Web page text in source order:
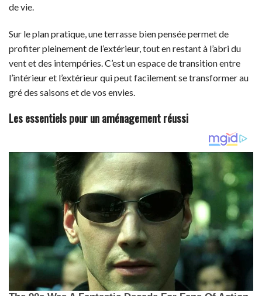
de vie.
Sur le plan pratique, une terrasse bien pensée permet de
profiter pleinement de l’extérieur, tout en restant à l’abri du
vent et des intempéries. C’est un espace de transition entre
l’intérieur et l’extérieur qui peut facilement se transformer au
gré des saisons et de vos envies.
Les essentiels pour un aménagement réussi